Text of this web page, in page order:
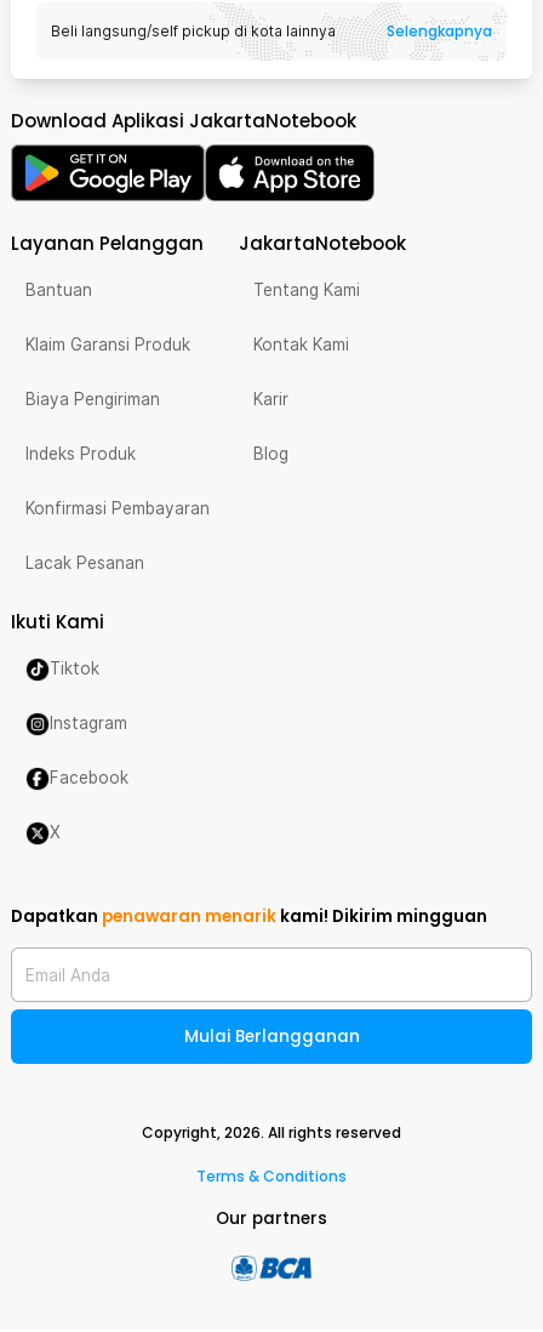
Beli langsung/self pickup di kota lainnya Selengkapnya
Download Aplikasi JakartaNotebook
Layanan Pelanggan
Bantuan
Klaim Garansi Produk
Biaya Pengiriman
Indeks Produk
Konfirmasi Pembayaran
Lacak Pesanan
JakartaNotebook
Tentang Kami
Kontak Kami
Karir
Blog
Ikuti Kami
Tiktok
Instagram
Facebook
X
Dapatkan penawaran menarik kami! Dikirim mingguan
Email Anda
Mulai Berlangganan
Copyright,2026. All rights reserved
Terms & Conditions
Our partners